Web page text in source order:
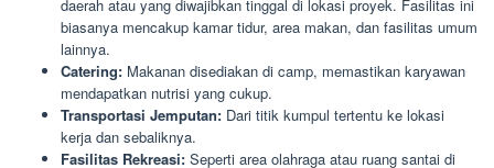
daerah atau yang diwajibkan tinggal di lokasi proyek. Fasilitas ini
biasanya mencakup kamar tidur, area makan, dan fasilitas umum
lainnya.
Catering: Makanan disediakan di camp, memastikan karyawan
mendapatkan nutrisi yang cukup.
Transportasi Jemputan: Dari titik kumpul tertentu ke lokasi
kerja dan sebaliknya.
Fasilitas Rekreasi: Seperti area olahraga atau ruang santai di